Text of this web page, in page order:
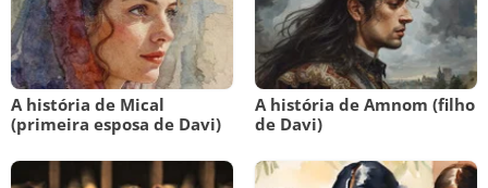
A história de Mical
(primeira esposa de Davi)
A história de Amnom (filho
de Davi)